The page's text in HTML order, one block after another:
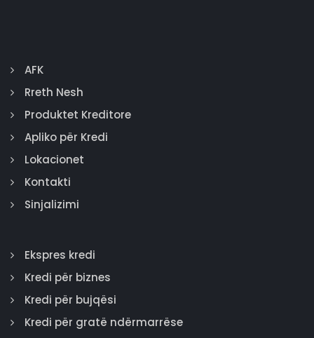
AFK
Rreth Nesh
Produktet Kreditore
Apliko për Kredi
Lokacionet
Kontakti
Sinjalizimi
Ekspres kredi
Kredi për biznes
Kredi për bujqësi
Kredi për gratë ndërmarrëse